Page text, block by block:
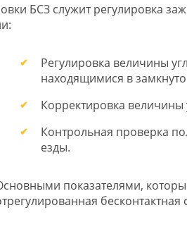
БСЗ служит регулировка
Регулировка величины
находящимися в
Корректировка
Контрольная проверка
езды.
показателями,